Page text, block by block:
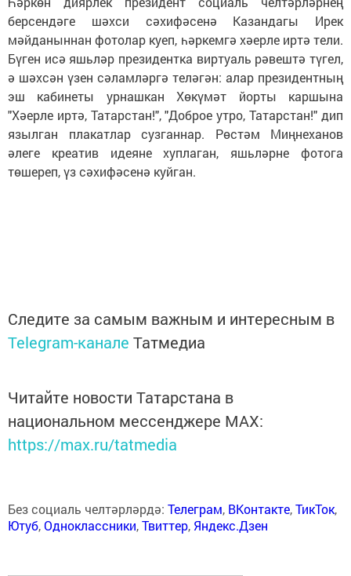
берсендәге шәхси сәхифәсенә Казандагы Ирек
мәйданыннан фотолар куеп, һәркемгә хәерле иртә тели.
Бүген исә яшьләр президентка виртуаль рәвештә түгел,
ә шәхсән үзен сәламләргә теләгән: алар президентның
эш кабинеты урнашкан Хөкүмәт йорты каршына
"Хәерле иртә, Татарстан!", "Доброе утро, Татарстан!" дип
язылган плакатлар сузганнар. Рөстәм Миңнеханов
әлеге креатив идеяне хуплаган, яшьләрне фотога
төшереп, үз сәхифәсенә куйган.
Следите за самым важным и интересным в
Telegram-канале Татмедиа
Читайте новости Татарстана в
национальном мессенджере MАХ:
https://max.ru/tatmedia
Без социаль челтәрләрдә: Телеграм, ВКонтакте,ТикТок,
Ютуб,Одноклассники,Твиттер, Яндекс.Дзен